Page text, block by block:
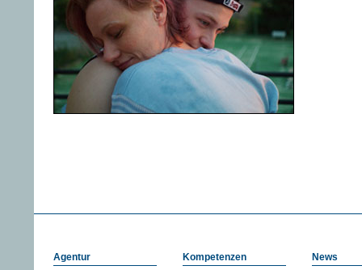
Agentur
Kompetenzen
News